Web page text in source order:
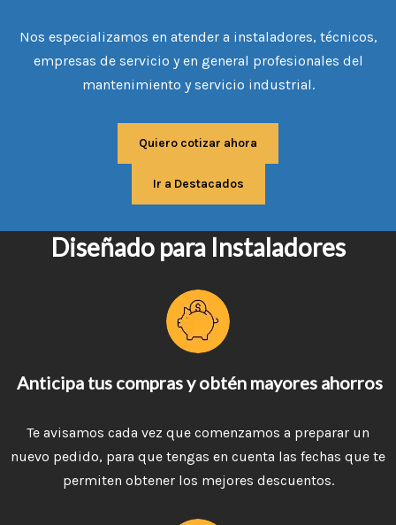
Nos especializamos en atender a instaladores, técnicos,
empresas de servicio y en general profesionales del
mantenimiento y servicio industrial.
Quiero cotizar ahora
Ir a Destacados
Diseñado para Instaladores
Anticipa tus compras y obtén mayores ahorros
Te avisamos cada vez que comenzamos a preparar un
nuevo pedido, para que tengas en cuenta las fechas que te
permiten obtener los mejores descuentos.